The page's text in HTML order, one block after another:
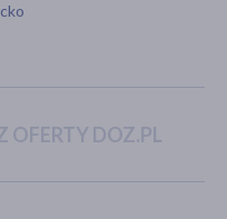
OFERTY DOZ.PL